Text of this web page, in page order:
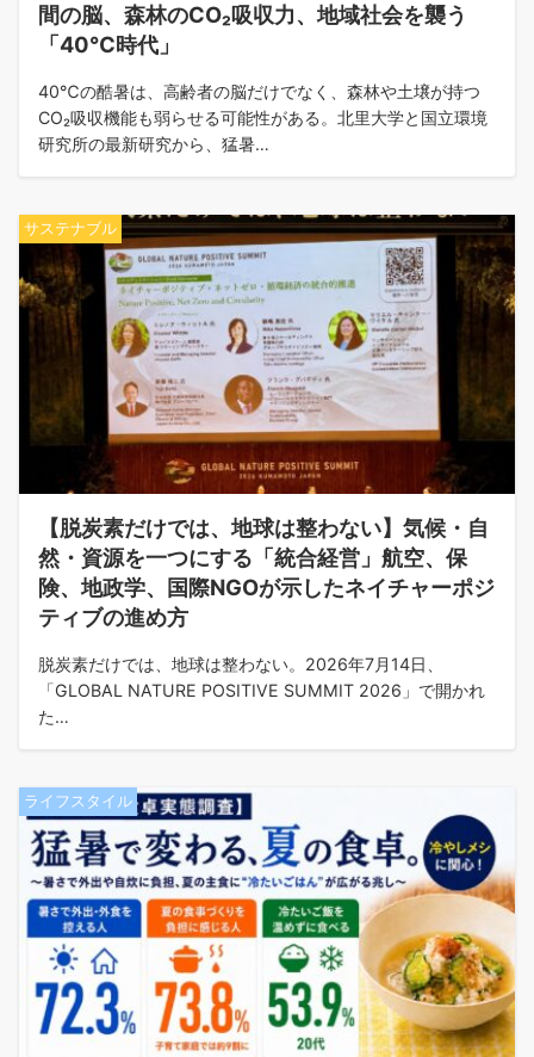
間の脳、森林のCO₂吸収力、地域社会を襲う
「40℃時代」
40℃の酷暑は、高齢者の脳だけでなく、森林や土壌が持つ
CO₂吸収機能も弱らせる可能性がある。北里大学と国立環境
研究所の最新研究から、猛暑…
サステナブル
【脱炭素だけでは、地球は整わない】気候・自
然・資源を一つにする「統合経営」航空、保
険、地政学、国際NGOが示したネイチャーポジ
ティブの進め方
脱炭素だけでは、地球は整わない。2026年7月14日、
「GLOBAL NATURE POSITIVE SUMMIT 2026」で開かれ
た…
ライフスタイル